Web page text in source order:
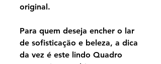
original.
Para quem deseja encher o lar
de sofisticação e beleza, a dica
da vez é este lindo Quadro